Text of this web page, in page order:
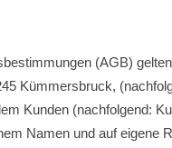
(AGB)
Kümmersbruck,
Kunden (nachfolgend:
Namen und auf eigene